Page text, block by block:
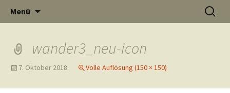
Thüste im
Menü
Suchen
nach:
wander3_neu-icon
7. Oktober 2018 Volle Auflösung (150 × 150)